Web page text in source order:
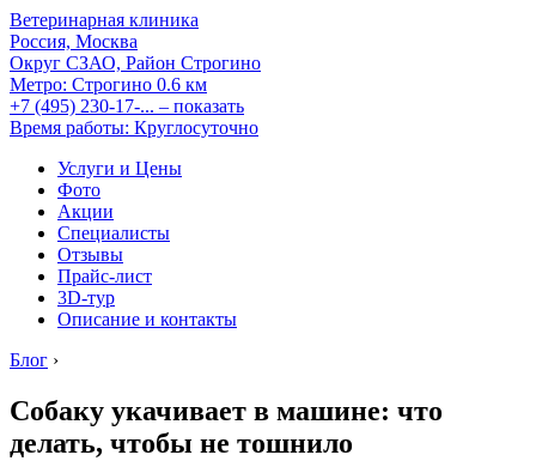
Ветеринарная клиника
Россия, Москва
Округ СЗАО, Район Строгино
Метро: Строгино 0.6 км
+7 (495) 230-17-... – показать
Время работы: Круглосуточно
Услуги и Цены
Фото
Акции
Специалисты
Отзывы
Прайс-лист
3D-тур
Описание и контакты
Блог ›
Собаку укачивает в машине: что
делать, чтобы не тошнило